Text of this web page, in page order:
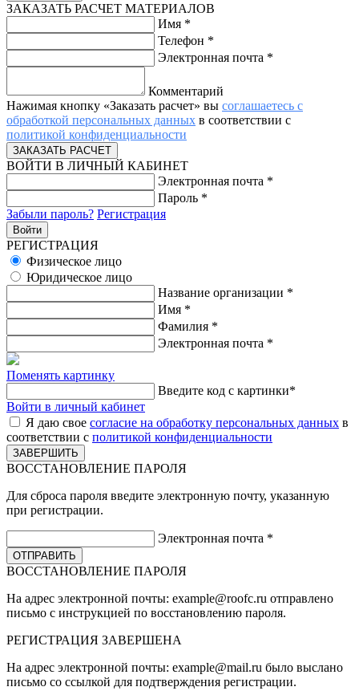
ЗАКАЗАТЬ РАСЧЕТ МАТЕРИАЛОВ
Имя *
Телефон *
Электронная почта *
Комментарий
Нажимая кнопку «Заказать расчет» вы соглашаетесь с
обработкой персональных данных в соответствии с
политикой конфиденциальности
ВОЙТИ В ЛИЧНЫЙ КАБИНЕТ
Электронная почта *
Пароль *
Забыли пароль? Регистрация
РЕГИСТРАЦИЯ
Физическое лицо
Юридическое лицо
Название организации *
Имя *
Фамилия *
Электронная почта *
Поменять картинку
Введите код с картинки*
Войти в личный кабинет
Я даю свое согласие на обработку персональных данных в
соответствии с политикой конфиденциальности
ВОССТАНОВЛЕНИЕ ПАРОЛЯ
Для сброса пароля введите электронную почту, указанную
при регистрации.
Электронная почта *
ВОССТАНОВЛЕНИЕ ПАРОЛЯ
На адрес электронной почты: example@roofc.ru отправлено
письмо с инструкцией по восстановлению пароля.
РЕГИСТРАЦИЯ ЗАВЕРШЕНА
На адрес электронной почты: example@mail.ru было выслано
письмо со ссылкой для подтверждения регистрации.